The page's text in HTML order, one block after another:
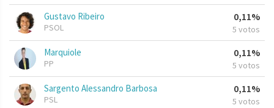
Gustavo Ribeiro
PSOL
0,11%
5 votos
Marquiole
PP
0,11%
5 votos
Sargento Alessandro Barbosa
PSL
0,11%
5 votos